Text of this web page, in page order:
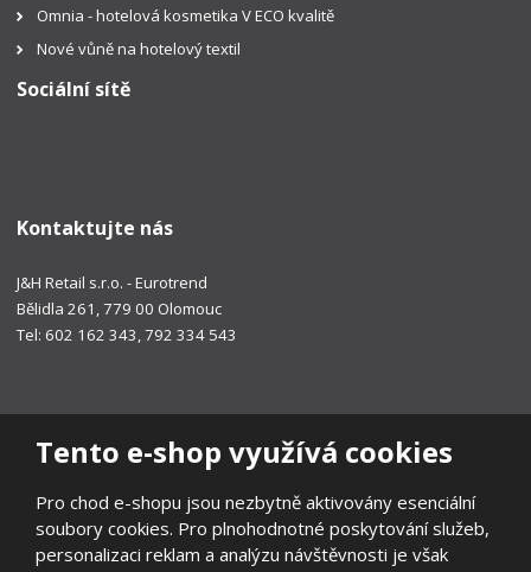
Tento e-shop využívá cookies
Pro chod e-shopu jsou nezbytně aktivovány esenciální
soubory cookies. Pro plnohodnotné poskytování služeb,
personalizaci reklam a analýzu návštěvnosti je však
Omnia - hotelová kosmetika V ECO kvalitě
Nové vůně na hotelový textil
Sociální sítě
Kontaktujte nás
J&H Retail s.r.o. - Eurotrend
Bělidla 261, 779 00 Olomouc
Tel: 602 162 343, 792 334 543